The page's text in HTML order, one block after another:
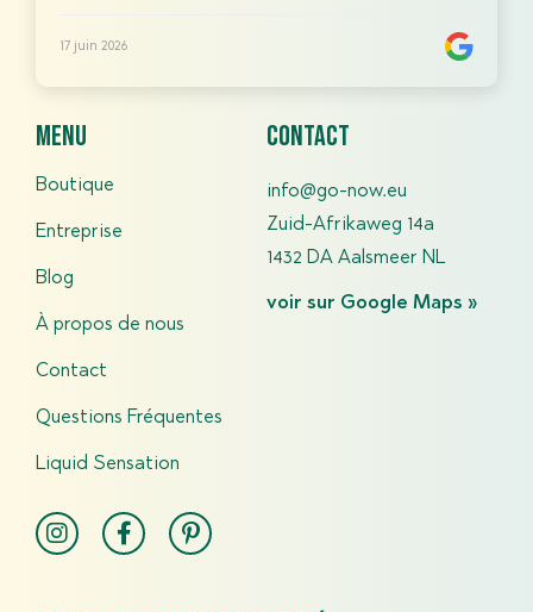
17 juin 2026
menu
Boutique
Entreprise
Blog
À propos de nous
Contact
Questions Fréquentes
Liquid Sensation
contact
info@go-now.eu
Zuid-Afrikaweg 14a
1432 DA Aalsmeer NL
voir sur Google Maps »